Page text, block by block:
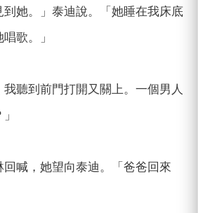
到她。」泰迪說。「她睡在我床底
歌。」
聽到前門打開又關上。一個男人
回喊，她望向泰迪。「爸爸回來